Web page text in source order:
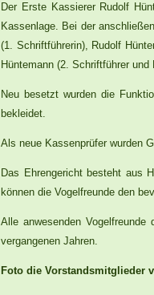
Der Erste Kassierer Rudolf
Kassenlage. Bei der
(1. Schriftführerin), Rudolf
Hüntemann (2. Schriftführer
Neu besetzt wurden die
bekleidet.
Als neue Kassenprüfer wurden
Das Ehrengericht besteht aus
können die Vogelfreunde den
Alle anwesenden
vergangenen Jahren.
Foto die Vorstandsmitglieder